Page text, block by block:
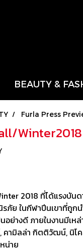
BEAUTY &
Furla Press
2018 ที่ได้แรงบันด
ภัย ในกีฬาปีนเขาที่ถูก
างดี ภายในงานมีเห
คามิลล่า กิตติวัฒน์, นิโ
น่าย